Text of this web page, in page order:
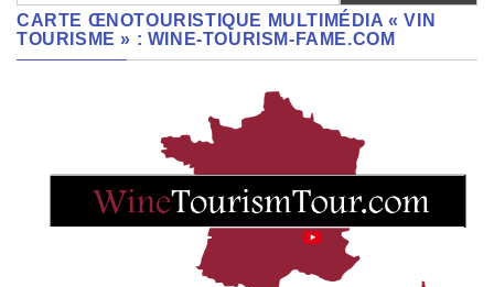
CARTE ŒNOTOURISTIQUE MULTIMÉDIA « VIN
TOURISME » : WINE-TOURISM-FAME.COM